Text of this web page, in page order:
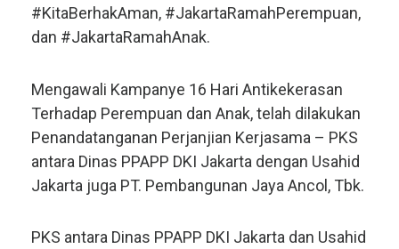
#KitaBerhakAman, #JakartaRamahPerempuan,
dan #JakartaRamahAnak.
Mengawali Kampanye 16 Hari Antikekerasan
Terhadap Perempuan dan Anak, telah dilakukan
Penandatanganan Perjanjian Kerjasama – PKS
antara Dinas PPAPP DKI Jakarta dengan Usahid
Jakarta juga PT. Pembangunan Jaya Ancol, Tbk.
PKS antara Dinas PPAPP DKI Jakarta dan Usahid